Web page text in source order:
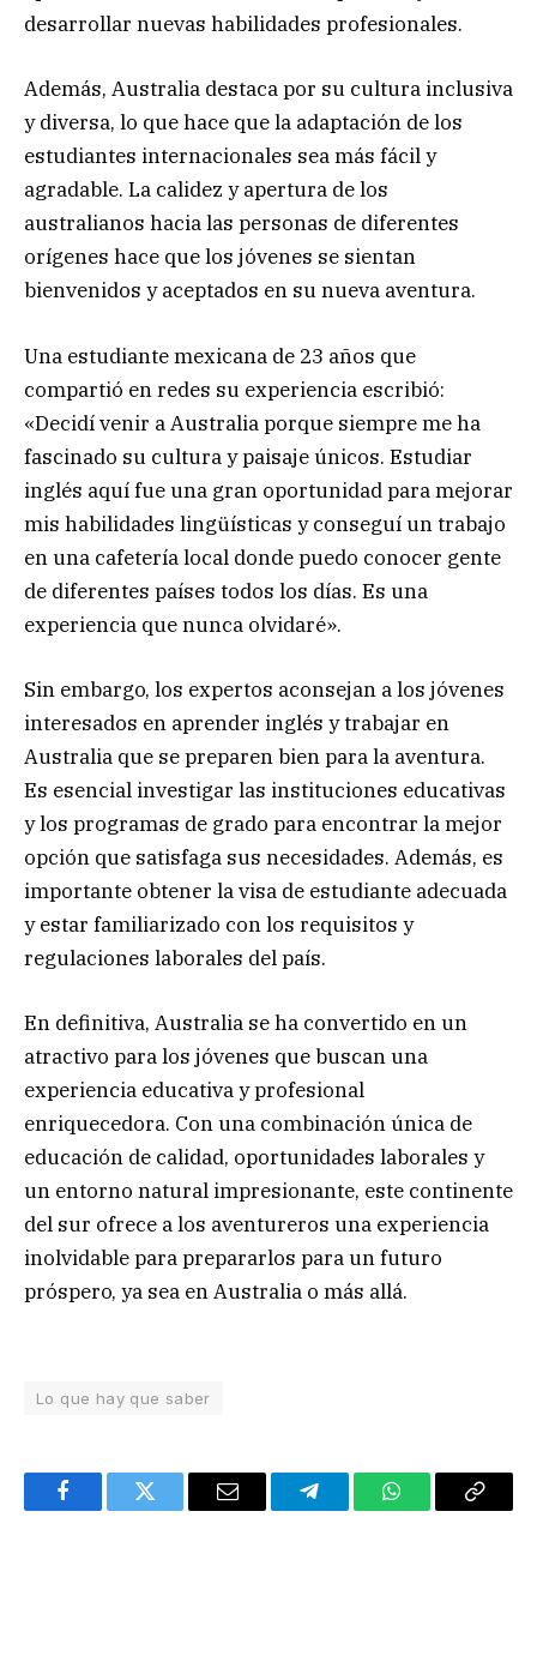
desarrollar nuevas habilidades profesionales.
Además, Australia destaca por su cultura inclusiva
y diversa, lo que hace que la adaptación de los
estudiantes internacionales sea más fácil y
agradable. La calidez y apertura de los
australianos hacia las personas de diferentes
orígenes hace que los jóvenes se sientan
bienvenidos y aceptados en su nueva aventura.
Una estudiante mexicana de 23 años que
compartió en redes su experiencia escribió:
«Decidí venir a Australia porque siempre me ha
fascinado su cultura y paisaje únicos. Estudiar
inglés aquí fue una gran oportunidad para mejorar
mis habilidades lingüísticas y conseguí un trabajo
en una cafetería local donde puedo conocer gente
de diferentes países todos los días. Es una
experiencia que nunca olvidaré».
Sin embargo, los expertos aconsejan a los jóvenes
interesados ​​en aprender inglés y trabajar en
Australia que se preparen bien para la aventura.
Es esencial investigar las instituciones educativas
y los programas de grado para encontrar la mejor
opción que satisfaga sus necesidades. Además, es
importante obtener la visa de estudiante adecuada
y estar familiarizado con los requisitos y
regulaciones laborales del país.
En definitiva, Australia se ha convertido en un
atractivo para los jóvenes que buscan una
experiencia educativa y profesional
enriquecedora. Con una combinación única de
educación de calidad, oportunidades laborales y
un entorno natural impresionante, este continente
del sur ofrece a los aventureros una experiencia
inolvidable para prepararlos para un futuro
próspero, ya sea en Australia o más allá.
Lo que hay que saber
FacebookTwitter Email TelegramWhatsAppCopy